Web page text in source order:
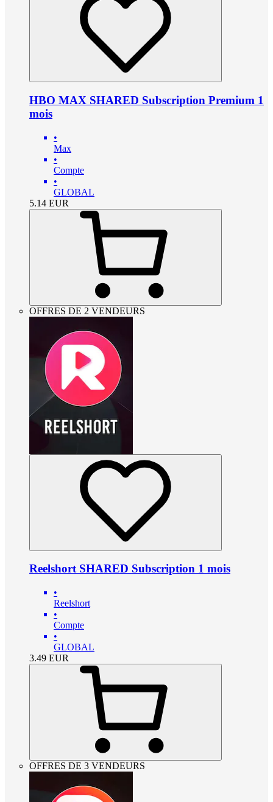
HBO MAX SHARED Subscription Premium 1
mois
•
Max
•
Compte
•
GLOBAL
5.14 EUR
OFFRES DE 2 VENDEURS
Reelshort SHARED Subscription 1 mois
•
Reelshort
•
Compte
•
GLOBAL
3.49 EUR
OFFRES DE 3 VENDEURS